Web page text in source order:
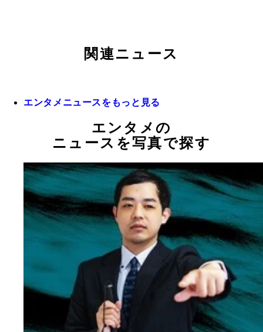
関連ニュース
エンタメニュースをもっと見る
エンタメの
ニュースを写真で探す